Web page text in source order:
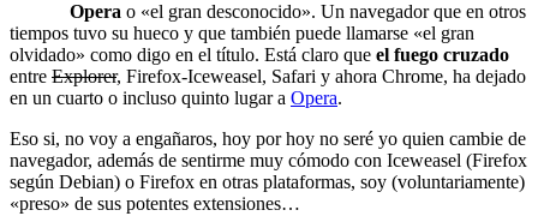
Opera o «el gran desconocido». Un navegador que en otros
tiempos tuvo su hueco y que también puede llamarse «el gran
olvidado» como digo en el título. Está claro que el fuego cruzado
entre Explorer, Firefox-Iceweasel, Safari y ahora Chrome, ha dejado
en un cuarto o incluso quinto lugar a Opera.
Eso si, no voy a engañaros, hoy por hoy no seré yo quien cambie de
navegador, además de sentirme muy cómodo con Iceweasel (Firefox
según Debian) o Firefox en otras plataformas, soy (voluntariamente)
«preso» de sus potentes extensiones…